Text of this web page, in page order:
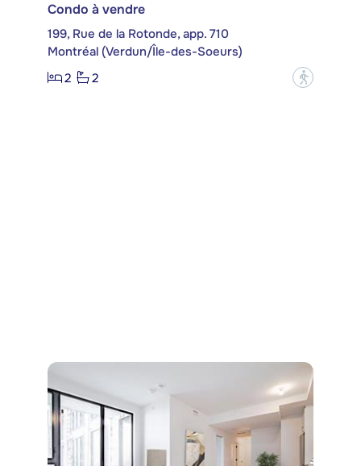
Condo à vendre
199, Rue de la Rotonde, app. 710
Montréal (Verdun/Île-des-Soeurs)
2
2 ?